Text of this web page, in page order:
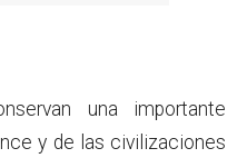
una importante
y de las civilizaciones